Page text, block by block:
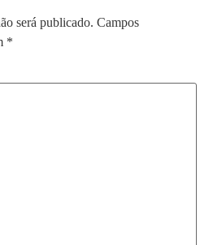
será publicado. Campos
*